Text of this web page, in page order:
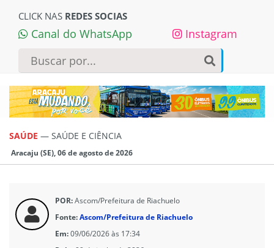
CLICK NAS REDES SOCIAS
Canal do WhatsApp Instagram
SAÚDE — SAÚDE E CIÊNCIA
Aracaju (SE), 06 de agosto de 2026
POR:Ascom/Prefeitura de Riachuelo
Fonte:Ascom/Prefeitura de Riachuelo
Em:09/06/2026 às 17:34